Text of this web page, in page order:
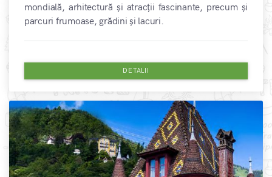
mondială, arhitectură și atracții fascinante, precum și
parcuri frumoase, grădini și lacuri.
DETALII